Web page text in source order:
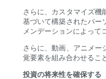
さらに、カスタマイズ機
基づいて構築されたパー
メンデーションによって
さらに、動画、アニメ
覚要素を組み合わせるこ
投資の将来性を確保する